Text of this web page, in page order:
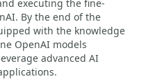
executing the fine-
By the end of the
with the knowledge
OpenAI models
advanced AI